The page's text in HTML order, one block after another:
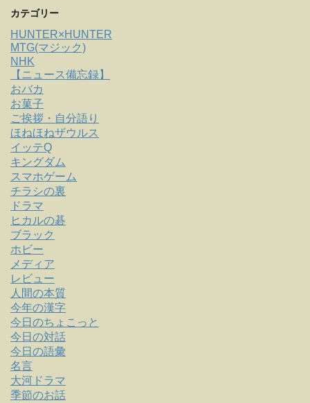
カテゴリー
HUNTER×HUNTER
MTG(マジック)
NHK
【ニュース備忘録】
おバカ
お菓子
ご挨拶・自分語り
ほねほねザウルス
イッテQ
キングダム
スマホゲーム
チラシの裏
ドラマ
ヒカルの碁
ブラック
ホビー
メディア
レビュー
人間の本質
今年の漢字
今日のちょこっと
今日の対話
今日の語彙
名言
大河ドラマ
季節のお話